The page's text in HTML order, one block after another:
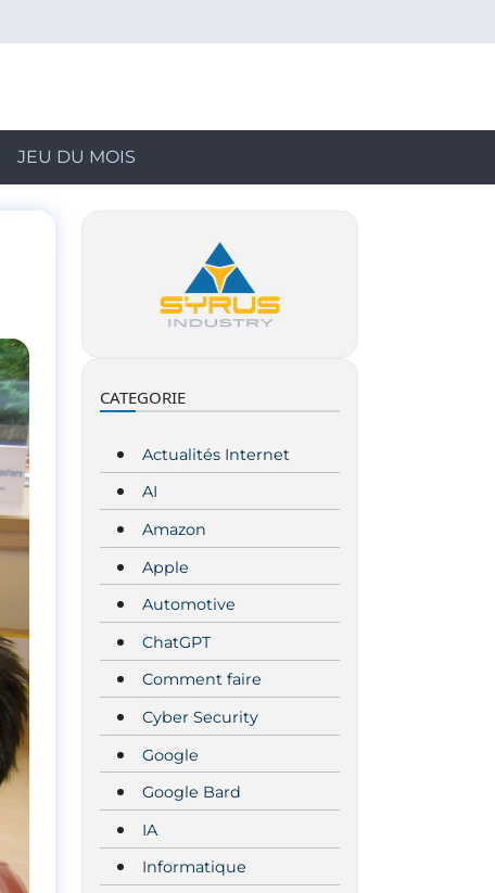
JEU DU MOIS
CATEGORIE
Actualités Internet
AI
Amazon
Apple
Automotive
ChatGPT
Comment faire
Cyber Security
Google
Google Bard
IA
Informatique